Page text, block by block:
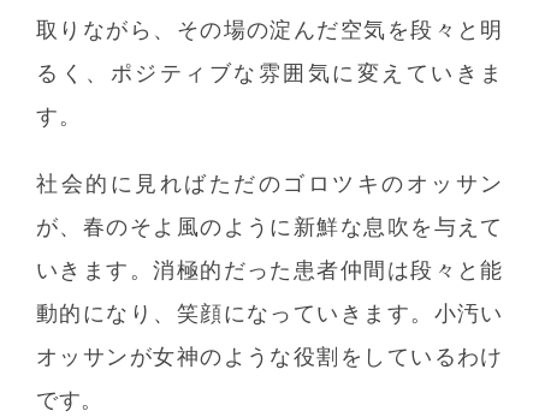
取りながら、その場の淀んだ空気を段々と明
るく、ポジティブな雰囲気に変えていきま
す。
社会的に見ればただのゴロツキのオッサン
が、春のそよ風のように新鮮な息吹を与えて
いきます。消極的だった患者仲間は段々と能
動的になり、笑顔になっていきます。小汚い
オッサンが女神のような役割をしているわけ
です。